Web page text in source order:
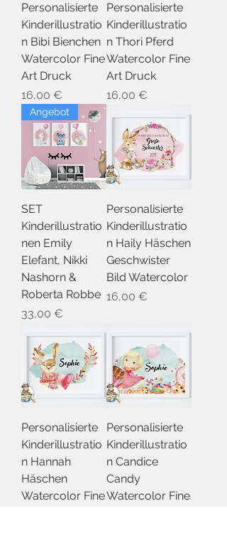
Personalisierte
Kinderillustratio
n Bibi Bienchen
Watercolor Fine
Art Druck
Preis
16,00 €
Personalisierte
Kinderillustratio
n Thori Pferd
Watercolor Fine
Art Druck
Preis
16,00 €
Angebot
SET
Kinderillustratio
nen Emily
Elefant, Nikki
Nashorn &
Roberta Robbe
Preis
33,00 €
Personalisierte
Kinderillustratio
n Haily Häschen
Geschwister
Bild Watercolor
Preis
16,00 €
Personalisierte
Kinderillustratio
n Hannah
Häschen
Watercolor Fine
Personalisierte
Kinderillustratio
n Candice
Candy
Watercolor Fine